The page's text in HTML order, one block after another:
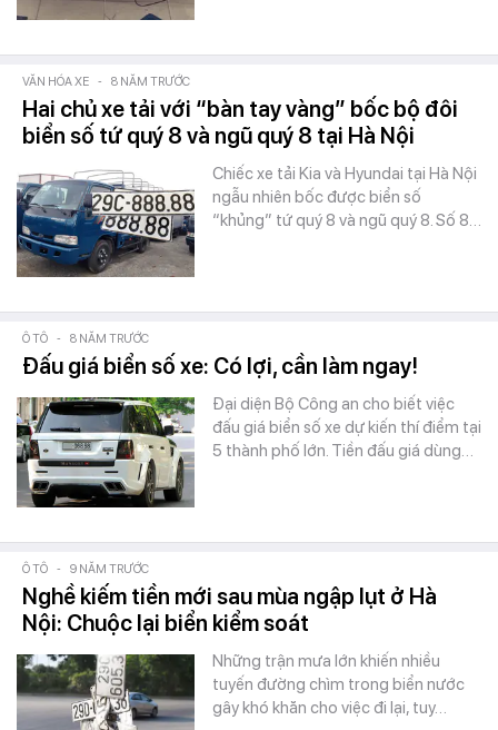
VĂN HÓA XE - 8 NĂM TRƯỚC
Hai chủ xe tải với “bàn tay vàng” bốc bộ đôi
biển số tứ quý 8 và ngũ quý 8 tại Hà Nội
Chiếc xe tải Kia và Hyundai tại Hà Nội
ngẫu nhiên bốc được biển số
“khủng” tứ quý 8 và ngũ quý 8. Số 8…
Ô TÔ - 8 NĂM TRƯỚC
Đấu giá biển số xe: Có lợi, cần làm ngay!
Đại diện Bộ Công an cho biết việc
đấu giá biển số xe dự kiến thí điểm tại
5 thành phố lớn. Tiền đấu giá dùng…
Ô TÔ - 9 NĂM TRƯỚC
Nghề kiếm tiền mới sau mùa ngập lụt ở Hà
Nội: Chuộc lại biển kiểm soát
Những trận mưa lớn khiến nhiều
tuyến đường chìm trong biển nước
gây khó khăn cho việc đi lại, tuy…